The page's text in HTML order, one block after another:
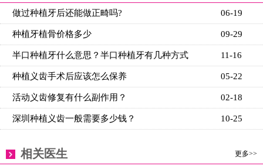
06-19
做过种植牙后还能做正畸吗?
09-29
种植牙植骨价格多少
11-16
半口种植牙什么意思？半口种植牙有几种方式
05-22
种植义齿手术后应该怎么保养
02-18
活动义齿修复有什么副作用？
10-25
深圳种植义齿一般需要多少钱？
更多>>
相关医生